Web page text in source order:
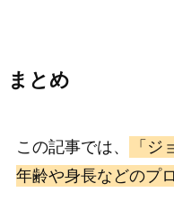
まとめ
この記事では、
「
年齢や身長などのプ